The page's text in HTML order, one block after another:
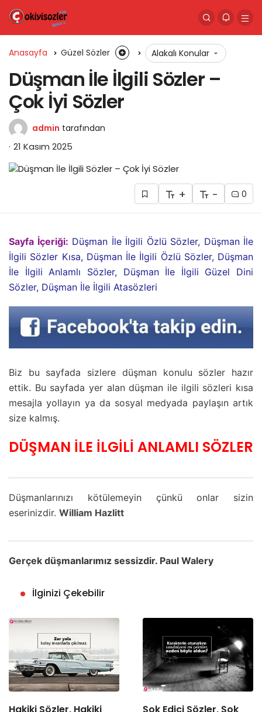
Anasayfa Güzel Sözler Alakalı Konular
Düşman İle İlgili Sözler –
Çok İyi Sözler
admin tarafından
21 Kasım 2025
+ - 0
Sayfa İçeriği: Düşman İle İlgili Özlü Sözler, Düşman İle
İlgili Sözler Kısa, Düşman İle İlgili Özlü Sözler, Düşman
İle İlgili Anlamlı Sözler, Düşman İle İlgili Güzel Dini
Sözler, Düşman İle İlgili Atasözleri
Biz bu sayfada sizlere düşman konulu sözler hazır
ettik. Bu sayfada yer alan düşman ile ilgili sözleri kısa
mesajla yollayın ya da sosyal medyada paylaşın artık
size kalmış.
DÜŞMAN İLE İLGİLİ ANLAMLI SÖZLER
Düşmanlarınızı kötülemeyin çünkü onlar sizin
eserinizdir. William Hazlitt
Gerçek düşmanlarımız sessizdir. Paul Walery
İlginizi Çekebilir